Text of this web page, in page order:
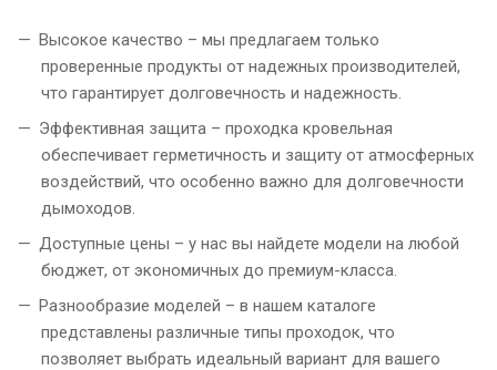
Высокое качество – мы предлагаем только
проверенные продукты от надежных производителей,
что гарантирует долговечность и надежность.
Эффективная защита – проходка кровельная
обеспечивает герметичность и защиту от атмосферных
воздействий, что особенно важно для долговечности
дымоходов.
Доступные цены – у нас вы найдете модели на любой
бюджет, от экономичных до премиум-класса.
Разнообразие моделей – в нашем каталоге
представлены различные типы проходок, что
позволяет выбрать идеальный вариант для вашего